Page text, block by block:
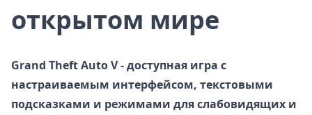
открытом мире
Grand Theft Auto V - доступная игра с
настраиваемым интерфейсом, текстовыми
подсказками и режимами для слабовидящих и